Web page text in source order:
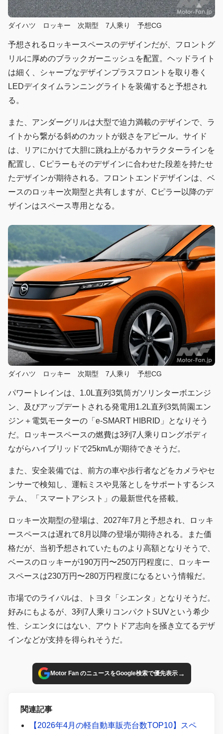
ダイハツ ロッキー 次期型 7人乘り 予想CG
予想されるロッキースペースのデザインだが、フロントグ
リルに厚めのブラックガーニッシュを配置。ヘッドライト
は細く、シャープなデザインプラスフロントを取り巻く
LEDデイタイムランニングライトを装備すると予想され
る。
また、アンダーグリルは大型で迫力満載のデザインで、ラ
イトから繋がる斜めのカットが鋭さをアピール。サイド
は、リアにかけて大胆に跳ね上がるカヤラクターラインを
配置し、Cピラーもそのデザインに合わせた段差を持たせ
たデザインが期待される。フロントエンドデザインは、ベ
ースのロッキー次期型と共有しますが、Cピラー以降のデ
ザインはスペース専用となる。
ダイハツ ロッキー 次期型 7人乘り 予想CG
パワートレインは、1.0L直列3気筒ガソリンターボエンジ
ン、及びアップデートされる発電用1.2L直列3気筒園エン
ジン＋電気モーターの「e-SMART HIBRID」となりそう
だ。ロッキースペースの燃費は3列7人乘りロングボディ
ながらハイブリッドで25km/Lが期待できそうだ。
また、安全装備では、前方の車や歩行者などをカメラやセ
ンサーで検知し、運転ミスや見落としをサポートするシス
テム、「スマートアシスト」の最新世代を搭載。
ロッキー次期型の登場は、2027年7月と予想され、ロッキ
ースペースは遅れて8月以降の登場が期待される。また価
格だが、当初予想されていたものより高額となりそうで、
ベースのロッキーが190万円〜250万円程度に、ロッキー
スペースは230万円〜280万円程度になるという情報だ。
市場でのライバルは、トヨタ「シエンタ」となりそうだ。
好みにもよるが、3列7人乘りコンパクトSUVという希少
性、シエンタにはない、アウトドア志向を掻き立てるデザ
インなどが支持を得られそうだ。
Motor Fan のニュースをGoogle検索で優先表示→
関連記事
【2026年4月の軽自動車販売台数TOP10】スペ